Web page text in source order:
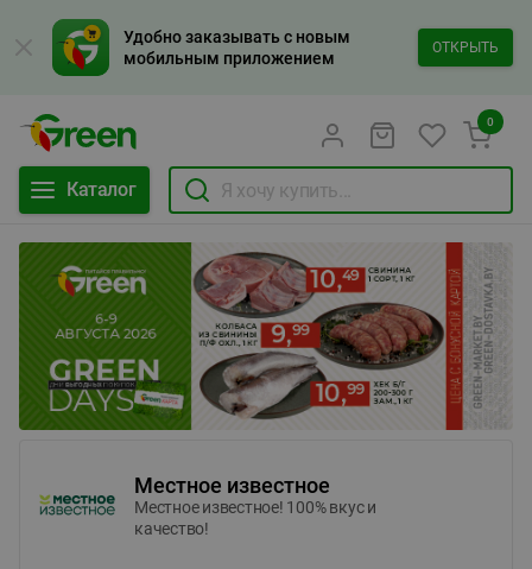
Удобно заказывать с новым
мобильным приложением
ОТКРЫТЬ
Каталог
0
Местное известное
Местное известное! 100% вкус и
качество!